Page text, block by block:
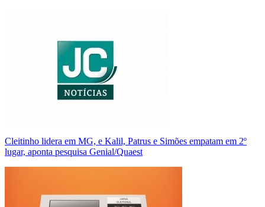
Cleitinho lidera em MG, e Kalil, Patrus e Simões empatam em 2º
lugar, aponta pesquisa Genial/Quaest